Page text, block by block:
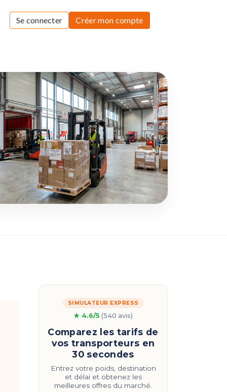
Se connecter Créer mon compte
SIMULATEUR EXPRESS
★ 4.6/5 (540 avis)
Comparez les tarifs de
vos transporteurs en
30 secondes
Entrez votre poids, destination
et délai et obtenez les
meilleures offres du marché.